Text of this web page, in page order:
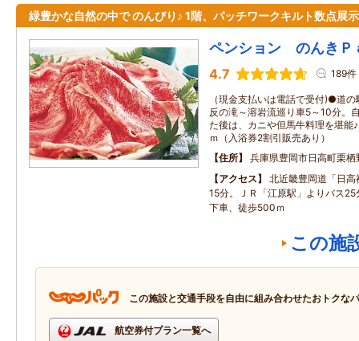
緑豊かな自然の中で のんびり♪ 1階、パッチワークキルト数点展示
ペンション のんきＰ
4.7 189件
（現金支払いは電話で受付)●道
反の滝～溶岩流巡り車5～10分。
た後は、カニや但馬牛料理を堪
ｍ（入浴券2割引販売あり）
住所
兵庫県豊岡市日高町栗栖
アクセス
北近畿豊岡道「日
15分。ＪＲ「江原駅」よりバス
下車、徒歩500ｍ
この施
この施設と交通手段を自由に組み合わせたおトクな
航空券付プラン一覧へ